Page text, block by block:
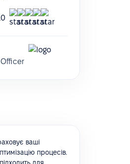
ваші
процесів.